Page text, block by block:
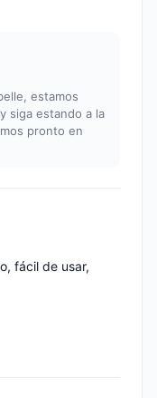
estamos
siga estando a la
pronto en
fácil de usar,